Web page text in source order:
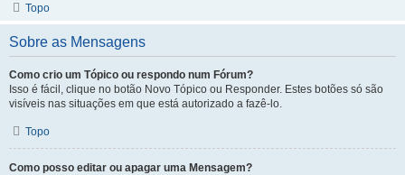
Topo
Sobre as Mensagens
Como crio um Tópico ou respondo num Fórum?
Isso é fácil, clique no botão Novo Tópico ou Responder. Estes botões só são
visíveis nas situações em que está autorizado a fazê-lo.
Topo
Como posso editar ou apagar uma Mensagem?